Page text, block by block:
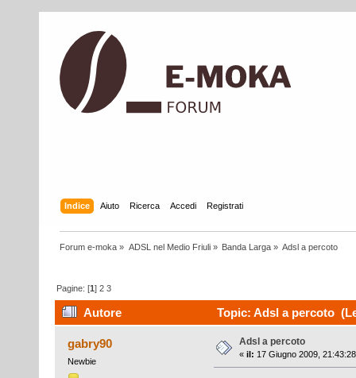
Indice Aiuto Ricerca Accedi Registrati
Forum e-moka » ADSL nel Medio Friuli» Banda Larga» Adsl a percoto
Pagine: [1]2 3
Autore Topic: Adsl a percoto
gabry90
Newbie
Adsl a percoto
« il: 17 Giugno 2009,